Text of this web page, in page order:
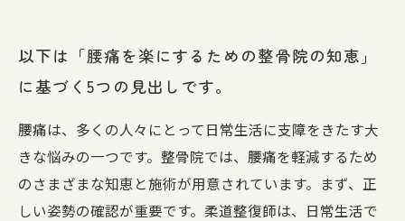
以下は「腰痛を楽にするための整骨院の知恵」
に基づく5つの見出しです。
腰痛は、多くの人々にとって日常生活に支障をきたす大
きな悩みの一つです。整骨院では、腰痛を軽減するため
のさまざまな知恵と施術が用意されています。まず、正
しい姿勢の確認が重要です。柔道整復師は、日常生活で